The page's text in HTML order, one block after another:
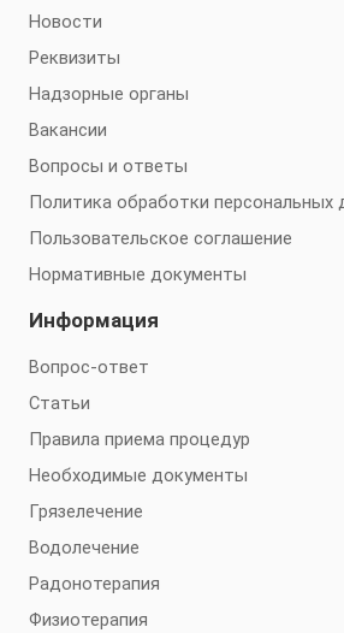
Новости
Реквизиты
Надзорные органы
Вакансии
Вопросы и ответы
Политика обработки персональных
Пользовательское соглашение
Нормативные документы
Информация
Вопрос-ответ
Статьи
Правила приема процедур
Необходимые документы
Грязелечение
Водолечение
Радонотерапия
Физиотерапия